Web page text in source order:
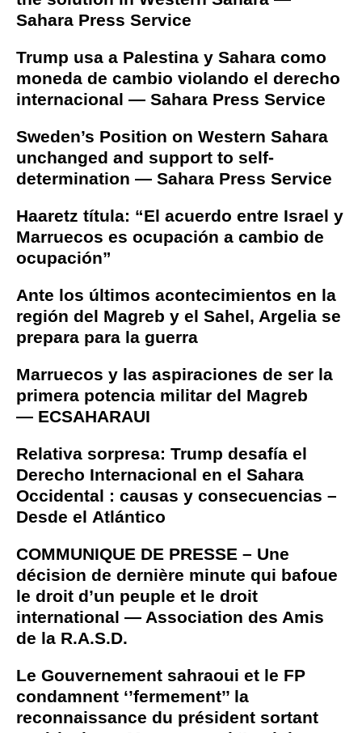
Sahara Press Service
Trump usa a Palestina y Sahara como
moneda de cambio violando el derecho
internacional — Sahara Press Service
Sweden’s Position on Western Sahara
unchanged and support to self-
determination — Sahara Press Service
Haaretz títula: “El acuerdo entre Israel y
Marruecos es ocupación a cambio de
ocupación”
Ante los últimos acontecimientos en la
región del Magreb y el Sahel, Argelia se
prepara para la guerra
Marruecos y las aspiraciones de ser la
primera potencia militar del Magreb
— ECSAHARAUI
Relativa sorpresa: Trump desafía el
Derecho Internacional en el Sahara
Occidental : causas y consecuencias –
Desde el Atlántico
COMMUNIQUE DE PRESSE – Une
décision de dernière minute qui bafoue
le droit d’un peuple et le droit
international — Association des Amis
de la R.A.S.D.
Le Gouvernement sahraoui et le FP
condamnent ‘’fermement’’ la
reconnaissance du président sortant